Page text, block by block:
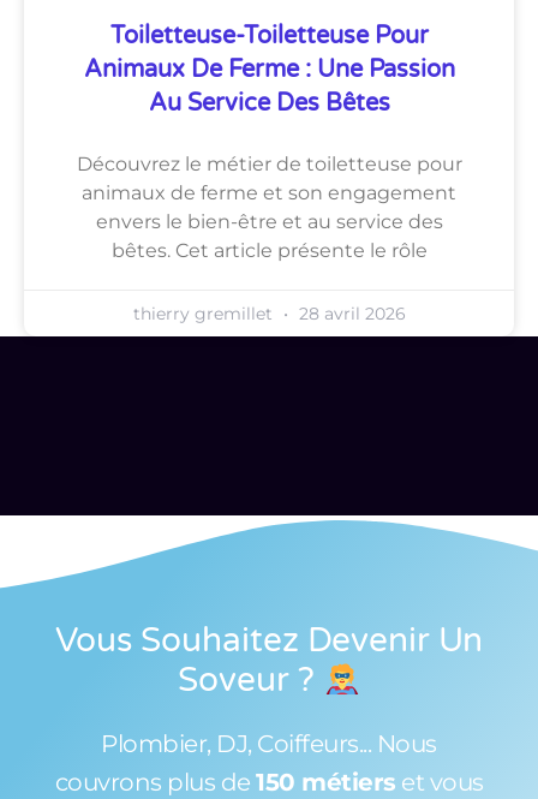
Toiletteuse-Toiletteuse Pour
Animaux De Ferme : Une Passion
Au Service Des Bêtes
Découvrez le métier de toiletteuse pour
animaux de ferme et son engagement
envers le bien-être et au service des
bêtes. Cet article présente le rôle
thierry gremillet 28 avril 2026
Vous Souhaitez Devenir Un
Soveur ?
Plombier, DJ, Coiffeurs... Nous
couvrons plus de 150 métiers et vous